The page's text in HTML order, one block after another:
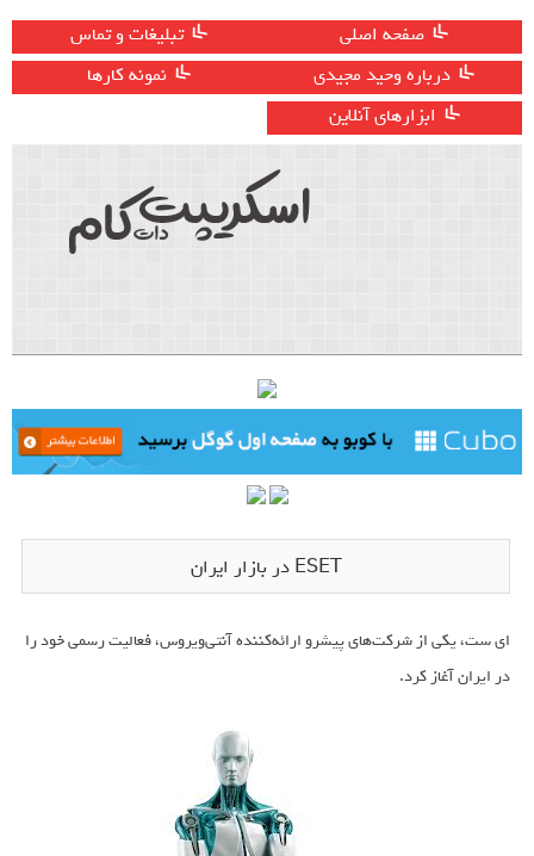
صفحه اصلی
تبلیغات و تماس
درباره وحید مجیدی
نمونه کارها
ابزارهای آنلاین
ESET در بازار ایران
ای ست، یکی از شرکت‌های پیشرو ارائه‌کننده آنتی‌ویروس، فعالیت رسمی خود را
در ایران آغاز کرد.